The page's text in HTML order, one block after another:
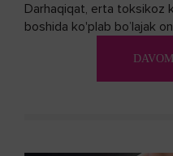
Darhaqiqat, erta toksikoz
boshida ko'plab bo’lajak
biron bir usuli bormi?